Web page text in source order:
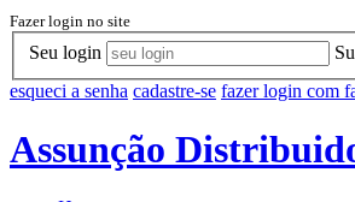
Fazer login no site
Seu login
esqueci a senha cadastre-se fazer login com
Assunção